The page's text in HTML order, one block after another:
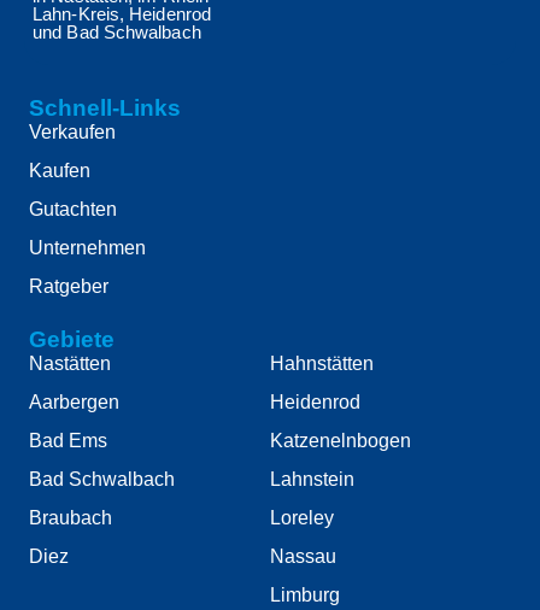
Lahn-Kreis, Heidenrod
und Bad Schwalbach
Schnell-Links
Verkaufen
Kaufen
Gutachten
Unternehmen
Ratgeber
Gebiete
Nastätten
Aarbergen
Bad Ems
Bad Schwalbach
Braubach
Diez
Hahnstätten
Heidenrod
Katzenelnbogen
Lahnstein
Loreley
Nassau
Limburg